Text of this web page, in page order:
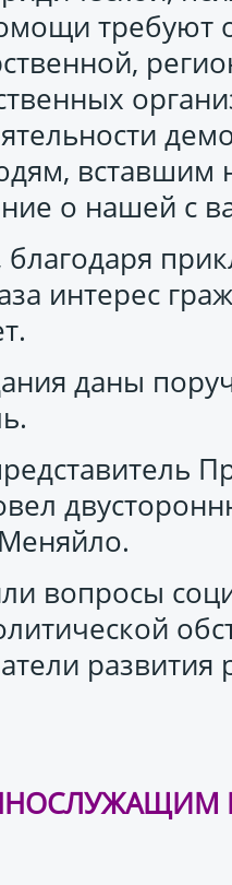
требуют
вставшим
о нашей с
благодаря
интерес
даны
вопросы